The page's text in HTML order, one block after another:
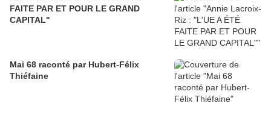
FAITE PAR ET POUR LE GRAND
CAPITAL"
Mai 68 raconté par Hubert-Félix
Thiéfaine